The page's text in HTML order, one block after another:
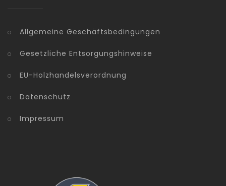
Allgemeine Geschäftsbedingungen
Gesetzliche Entsorgungshinweise
EU-Holzhandelsverordnung
Datenschutz
Impressum